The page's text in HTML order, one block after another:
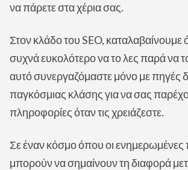
να πάρετε στα χέρια σας.
Στον κλάδο του SEO, καταλαβαίνουμε
συχνά ευκολότερο να το λες παρά να το
αυτό συνεργαζόμαστε μόνο με πηγές
παγκόσμιας κλάσης για να σας
πληροφορίες όταν τις χρειάζεστε.
Σε έναν κόσμο όπου οι ενημερωμένες
μπορούν να σημαίνουν τη διαφορά